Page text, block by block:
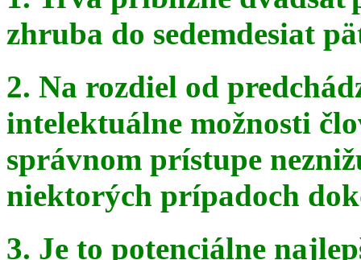
zhruba do sedemdesiat
2. Na rozdiel od
intelektuálne možnosti
správnom prístupe
niektorých prípadoch
3. Je to potenciálne